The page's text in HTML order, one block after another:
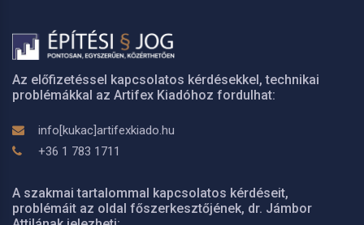
Az előfizetéssel kapcsolatos kérdésekkel, technikai
problémákkal az Artifex Kiadóhoz fordulhat:
info[kukac]artifexkiado.hu
+36 1 783 1711
A szakmai tartalommal kapcsolatos kérdéseit,
problémáit az oldal főszerkesztőjének, dr. Jámbor